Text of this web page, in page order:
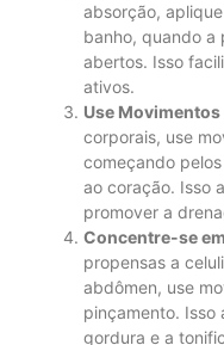
absorção,
banho, quando a
abertos. Isso
ativos.
Use
corporais, use
começando
ao coração. Isso
promover a
Concentre-se
propensas a
abdômen, use
pinçamento. Isso
gordura e a